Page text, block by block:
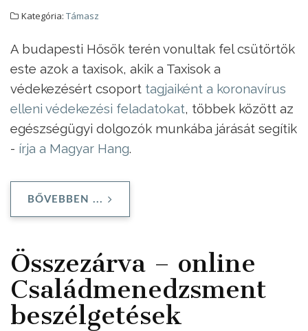
Kategória: Támasz
A budapesti Hősök terén vonultak fel csütörtök
este azok a taxisok, akik a Taxisok a
védekezésért csoport tagjaiként a koronavírus
elleni védekezési feladatokat, többek között az
egészségügyi dolgozók munkába járását segítik
- írja a Magyar Hang.
BŐVEBBEN ...
Összezárva – online
Családmenedzsment
beszélgetések